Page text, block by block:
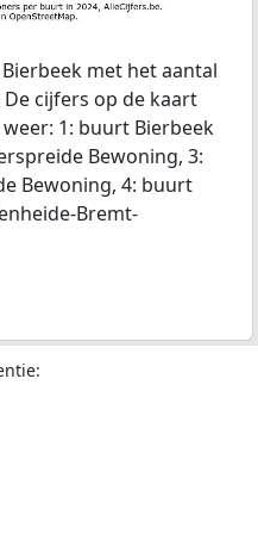
met het aantal
cijfers op de kaart
1: buurt Bierbeek
Bewoning, 3:
Bewoning, 4: buurt
Bremt-